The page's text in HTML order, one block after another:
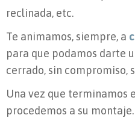
reclinada, etc.
Te animamos, siempre, a
para que podamos darte
cerrado, sin compromiso,
Una vez que terminamos
procedemos a su montaje.